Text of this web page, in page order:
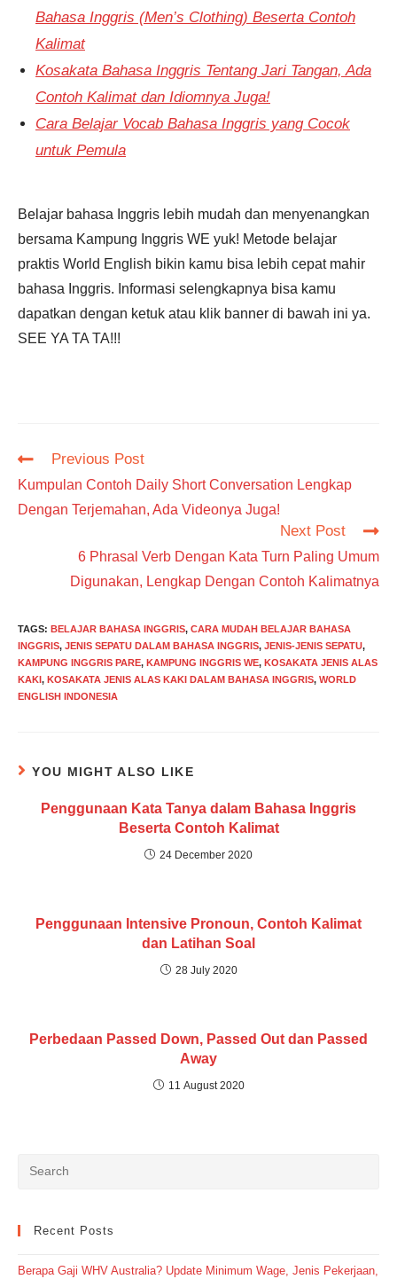
Bahasa Inggris (Men’s Clothing) Beserta Contoh
Kalimat
Kosakata Bahasa Inggris Tentang Jari Tangan, Ada
Contoh Kalimat dan Idiomnya Juga!
Cara Belajar Vocab Bahasa Inggris yang Cocok
untuk Pemula
Belajar bahasa Inggris lebih mudah dan menyenangkan
bersama Kampung Inggris WE yuk! Metode belajar
praktis World English bikin kamu bisa lebih cepat mahir
bahasa Inggris. Informasi selengkapnya bisa kamu
dapatkan dengan ketuk atau klik banner di bawah ini ya.
SEE YA TA TA!!!
Read
articles
Previous Post
Kumpulan Contoh Daily Short Conversation Lengkap
Dengan Terjemahan, Ada Videonya Juga!
Next Post
6 Phrasal Verb Dengan Kata Turn Paling Umum
Digunakan, Lengkap Dengan Contoh Kalimatnya
TAGS: BELAJAR BAHASA INGGRIS, CARA MUDAH BELAJAR BAHASA
INGGRIS, JENIS SEPATU DALAM BAHASA INGGRIS, JENIS-JENIS SEPATU,
KAMPUNG INGGRIS PARE, KAMPUNG INGGRIS WE, KOSAKATA JENIS ALAS
KAKI, KOSAKATA JENIS ALAS KAKI DALAM BAHASA INGGRIS, WORLD
ENGLISH INDONESIA
YOU MIGHT ALSO LIKE
Penggunaan Kata Tanya dalam Bahasa Inggris
Beserta Contoh Kalimat
24 December 2020
Penggunaan Intensive Pronoun, Contoh Kalimat
dan Latihan Soal
28 July 2020
Perbedaan Passed Down, Passed Out dan Passed
Away
11 August 2020
Recent Posts
Berapa Gaji WHV Australia? Update Minimum Wage, Jenis Pekerjaan,